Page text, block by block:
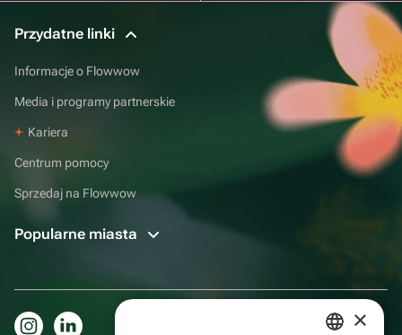
Przydatne linki
Informacje o Flowwow
Media i programy partnerskie
Kariera
Centrum pomocy
Sprzedaj na Flowwow
Popularne miasta
×